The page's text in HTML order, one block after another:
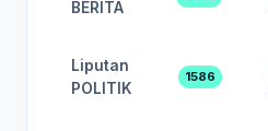
BERITA
Liputan
POLITIK
1586